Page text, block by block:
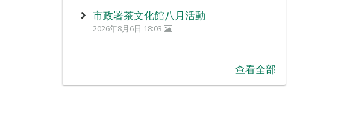
市政署茶文化館八月活動
2026年8月6日 18:03
查看全部